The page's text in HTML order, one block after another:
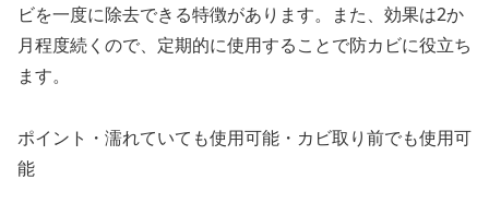
ビを一度に除去できる特徴があります。また、効果は2か
月程度続くので、定期的に使用することで防カビに役立ち
ます。
ポイント ・濡れていても使用可能 ・カビ取り前でも使用可
能